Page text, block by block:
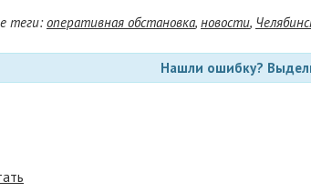
теги:оперативная обстановка, новости,
Нашли ошибку?